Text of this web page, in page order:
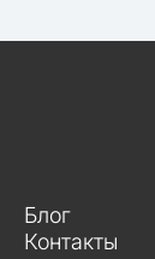
Блог
Контакты